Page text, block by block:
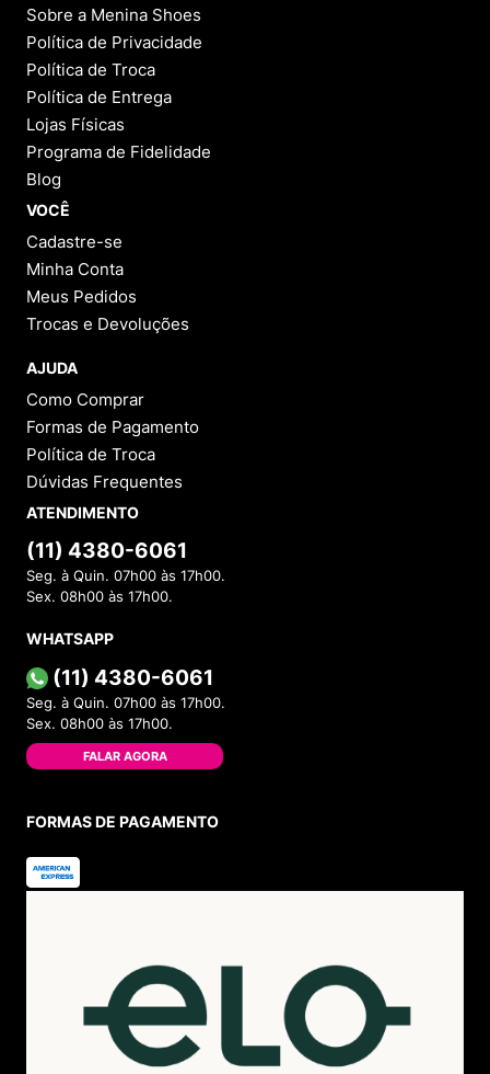
Sobre a Menina Shoes
Política de Privacidade
Política de Troca
Política de Entrega
Lojas Físicas
Programa de Fidelidade
Blog
VOCÊ
Cadastre-se
Minha Conta
Meus Pedidos
Trocas e Devoluções
AJUDA
Como Comprar
Formas de Pagamento
Política de Troca
Dúvidas Frequentes
ATENDIMENTO
(11) 4380-6061
Seg. à Quin. 07h00 às 17h00.
Sex. 08h00 às 17h00.
WHATSAPP
(11) 4380-6061
Seg. à Quin. 07h00 às 17h00.
Sex. 08h00 às 17h00.
FALAR AGORA
FORMAS DE PAGAMENTO